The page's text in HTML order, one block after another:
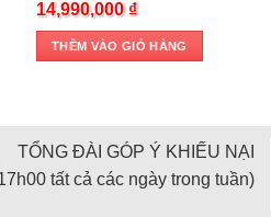
Original
price
was:
15,990,000 ₫.
14,990,000 ₫Current
is:
14,990,000 ₫.
THÊM VÀO GIỎ HÀNG
TỔNG ĐÀI GÓP Ý KHIẾU NẠI
tất cả các ngày trong tuần)